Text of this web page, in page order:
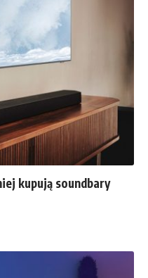
kupują soundbary